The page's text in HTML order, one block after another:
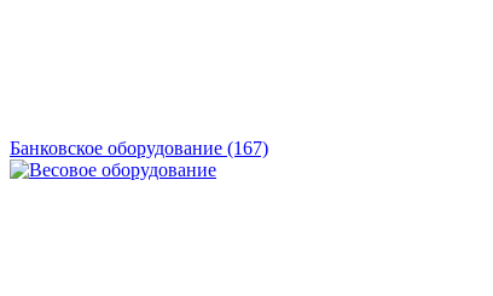
Банковское оборудование (167)